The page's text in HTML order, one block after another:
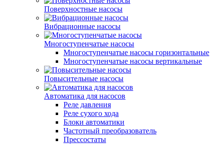
Поверхностные насосы
Вибрационные насосы
Многоступенчатые насосы
Многоступенчатые насосы горизонтальные
Многоступенчатые насосы вертикальные
Повысительные насосы
Автоматика для насосов
Реле давления
Реле сухого хода
Блоки автоматики
Частотный преобразователь
Прессостаты